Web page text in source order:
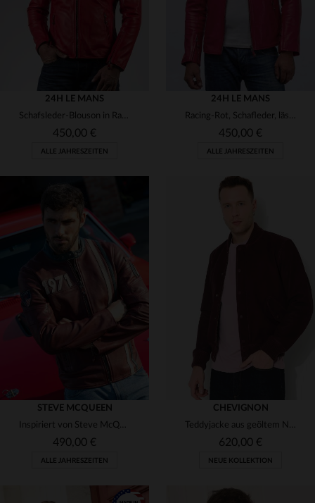
VERFÜGBARE GRÖSSEN
2XL 3XL
24H LE MANS
Schafsleder-Blouson in Racing-Rot: zeitlos, bequem und stylisch.
450,00 €
ALLE JAHRESZEITEN
VERFÜGBARE GRÖSSEN
24H LE MANS
Racing-Rot, Schafleder, lässig - der Blouson für Rennsportfans.
450,00 €
ALLE JAHRESZEITEN
STEVE MCQUEEN
Inspiriert von Steve McQueen: Lammlederblouson in tiefem Dunkelrot.
490,00 €
ALLE JAHRESZEITEN
CHEVIGNON
Teddyjacke aus geöltem Nubukleder, bordeauxrot
620,00 €
NEUE KOLLEKTION